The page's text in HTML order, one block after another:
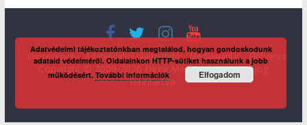
Impresszum Adatvédelmi tájékoztató Médiaajánlat Előfizetés
Copyright © 2009-2026 Direx Média Kft. Minden jog
fenntartva.
Adatvédelmi tájékoztatónkban megtalálod, hogyan gondoskodunk
adataid védelméről. Oldalainkon HTTP-sütiket használunk a jobb
működésért.További információk Elfogadom